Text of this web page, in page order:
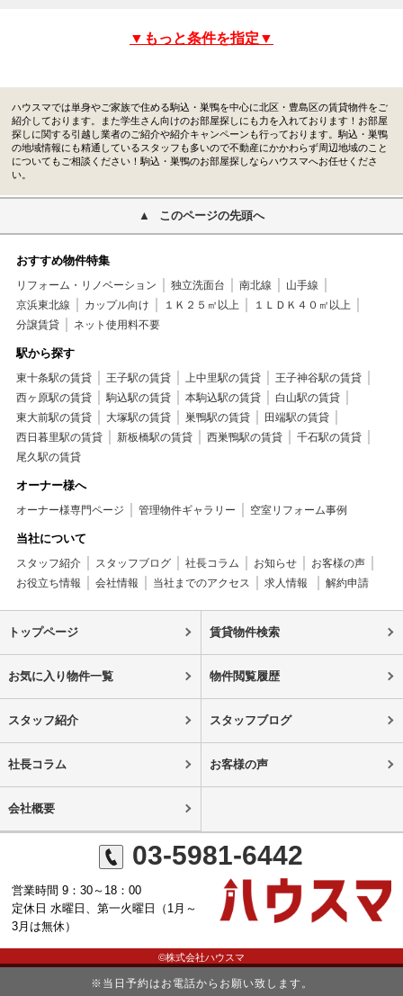
▼もっと条件を指定▼
ハウスマでは単身やご家族で住める駒込・巣鴨を中心に北区・豊島区の賃貸物件をご
紹介しております。また学生さん向けのお部屋探しにも力を入れております！お部屋
探しに関する引越し業者のご紹介や紹介キャンペーンも行っております。駒込・巣鴨
の地域情報にも精通しているスタッフも多いので不動産にかかわらず周辺地域のこと
についてもご相談ください！駒込・巣鴨のお部屋探しならハウスマへお任せくださ
い。
このページの先頭へ
おすすめ物件特集
リフォーム・リノベーション 独立洗面台 南北線
山手線
京浜東北線
カップル向け １Ｋ２５㎡以上
１ＬＤＫ４０㎡以上
分譲賃貸
ネット使用料不要
駅から探す
東十条駅の賃貸 王子駅の賃貸 上中里駅の賃貸
王子神谷駅の賃貸
西ヶ原駅の賃貸
駒込駅の賃貸 本駒込駅の賃貸
白山駅の賃貸
東大前駅の賃貸
大塚駅の賃貸 巣鴨駅の賃貸
田端駅の賃貸
西日暮里駅の賃貸
新板橋駅の賃貸 西巣鴨駅の賃貸
千石駅の賃貸
尾久駅の賃貸
オーナー様へ
オーナー様専門ページ 管理物件ギャラリー 空室リフォーム事例
当社について
スタッフ紹介 スタッフブログ 社長コラム お知らせ
お客様の声
お役立ち情報
会社情報 当社までのアクセス 求人情報 解約申請
トップページ 賃貸物件検索
お気に入り物件一覧 物件閲覧履歴
スタッフ紹介 スタッフブログ
社長コラム お客様の声
会社概要
03-5981-6442
営業時間 9：30～18：00
定休日 水曜日、第一火曜日（1月～
3月は無休）
©株式会社ハウスマ
※当日予約はお電話からお願い致します。